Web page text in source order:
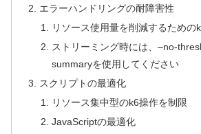
エラーハンドリングの耐障害性
リソース使用量を削減するための
ストリーミング時には、–no-
summaryを使用してください
スクリプトの最適化
リソース集中型のk6操作を制限
JavaScriptの最適化